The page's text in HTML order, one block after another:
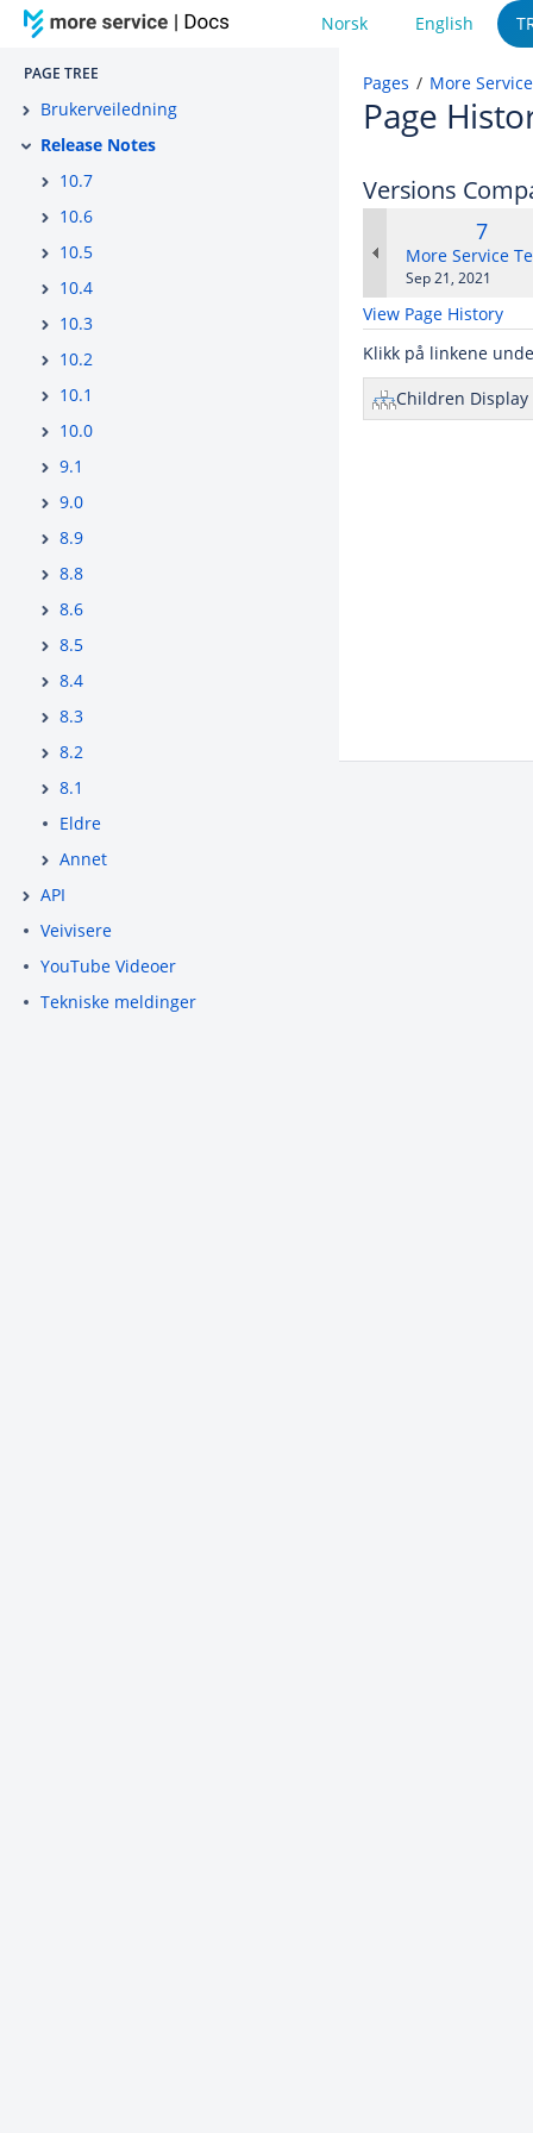
Norsk English
PAGE TREE
Brukerveiledning
Release Notes
10.7
10.6
10.5
10.4
10.3
10.2
10.1
10.0
9.1
9.0
8.9
8.8
8.6
8.5
8.4
8.3
8.2
8.1
Eldre
Annet
API
Veivisere
YouTube Videoer
Tekniske meldinger
Pages More
Page
Versions
Old
7
More Service
Saved
Sep 21, 2021
View Page History
Klikk på linkene
Children Display